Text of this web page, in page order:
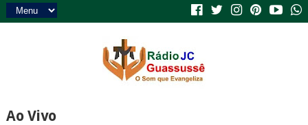
Ao Vivo